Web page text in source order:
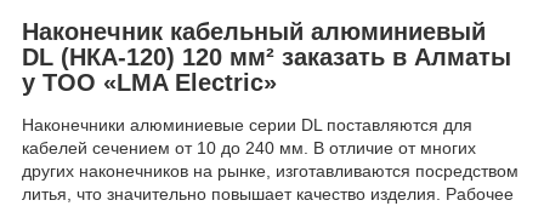
Наконечник кабельный алюминиевый
DL (НКА-120) 120 мм² заказать в Алматы
у ТОО «LMA Electric»
Наконечники алюминиевые серии DL поставляются для
кабелей сечением от 10 до 240 мм. В отличие от многих
других наконечников на рынке, изготавливаются посредством
литья, что значительно повышает качество изделия. Рабочее